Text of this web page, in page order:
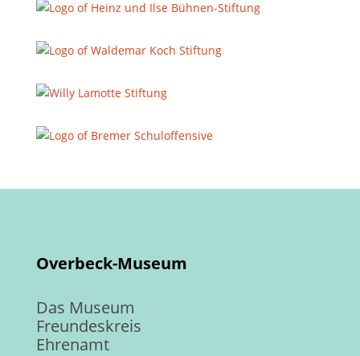
Overbeck-Museum
Das Museum
Freundeskreis
Ehrenamt